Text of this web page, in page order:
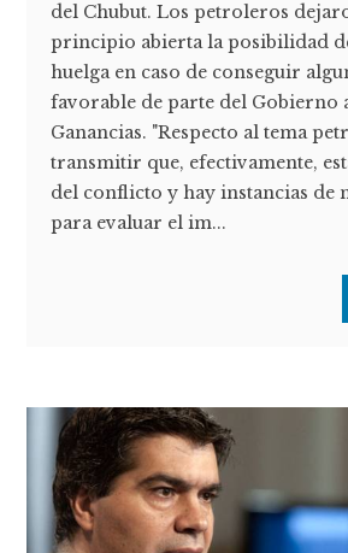
del Chubut. Los petroleros
principio abierta la posibilidad
huelga en caso de conseguir
favorable de parte del Gobierno
Ganancias. "Respecto al tema
transmitir que, efectivamente,
del conflicto y hay instancias de
para evaluar el im...